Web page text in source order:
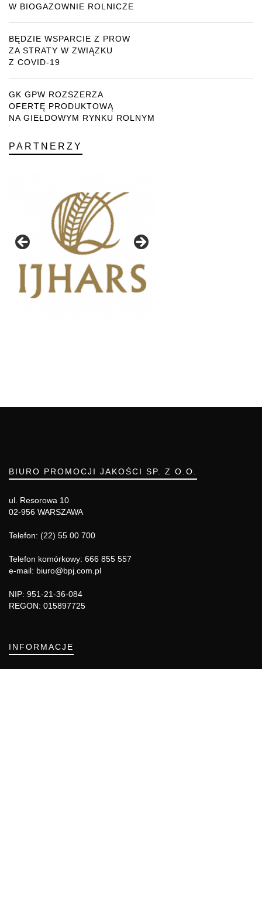
W BIOGAZOWNIE ROLNICZE
BĘDZIE WSPARCIE Z PROW
ZA STRATY W ZWIĄZKU
Z COVID-19
GK GPW ROZSZERZA
OFERTĘ PRODUKTOWĄ
NA GIEŁDOWYM RYNKU ROLNYM
PARTNERZY
BIURO PROMOCJI JAKOŚCI SP. Z O.O.
ul. Resorowa 10
02-956 WARSZAWA
Telefon: (22) 55 00 700
Telefon komórkowy: 666 855 557
e-mail: biuro@bpj.com.pl
NIP: 951-21-36-084
REGON: 015897725
INFORMACJE